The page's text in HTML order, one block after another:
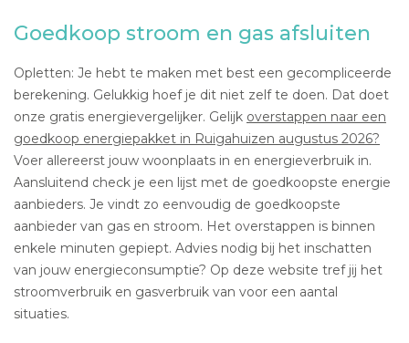
Goedkoop stroom en gas afsluiten
Opletten: Je hebt te maken met best een gecompliceerde
berekening. Gelukkig hoef je dit niet zelf te doen. Dat doet
onze gratis energievergelijker. Gelijk overstappen naar een
goedkoop energiepakket in Ruigahuizen augustus 2026?
Voer allereerst jouw woonplaats in en energieverbruik in.
Aansluitend check je een lijst met de goedkoopste energie
aanbieders. Je vindt zo eenvoudig de goedkoopste
aanbieder van gas en stroom. Het overstappen is binnen
enkele minuten gepiept. Advies nodig bij het inschatten
van jouw energieconsumptie? Op deze website tref jij het
stroomverbruik en gasverbruik van voor een aantal
situaties.